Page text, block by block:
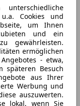
Cookies und
um Ihnen
und ein
gewährleisten.
ermöglichen
- etwa,
späteren Besuch
aus Ihrer
Werbung und
auszuwerten.
lokal, wenn Sie